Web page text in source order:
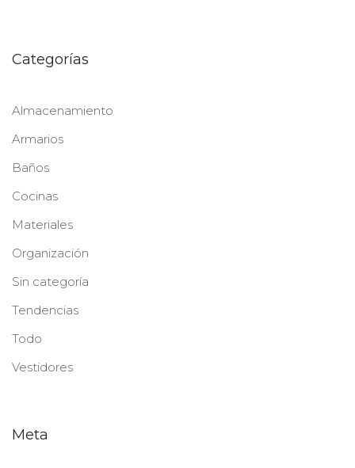
Categorías
Almacenamiento
Armarios
Baños
Cocinas
Materiales
Organización
Sin categoría
Tendencias
Todo
Vestidores
Meta